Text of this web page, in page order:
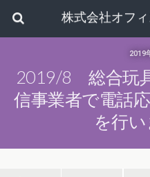
株式会社オフ
2019
2019/8 総合玩
信事業者で電話
を行い